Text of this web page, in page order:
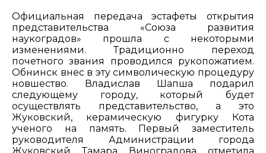
Официальная передача эстафеты открытия
представительства «Союза развития
наукоградов» прошла с некоторыми
изменениями. Традиционно переход
почетного звания проводился рукопожатием.
Обнинск внес в эту символическую процедуру
новшество. Владислав Шапша подарил
следующему городу, который будет
осуществлять представительство, а это
Жуковский, керамическую фигурку Кота
ученого на память. Первый заместитель
руководителя Администрации города